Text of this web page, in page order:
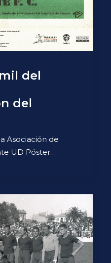
del
del
Asociación de
UD Póster…